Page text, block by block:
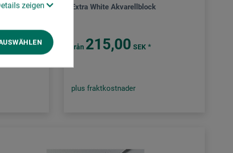
zeigen Extra White Akvarellblock
från 215,00 SEK *
plus fraktkostnader